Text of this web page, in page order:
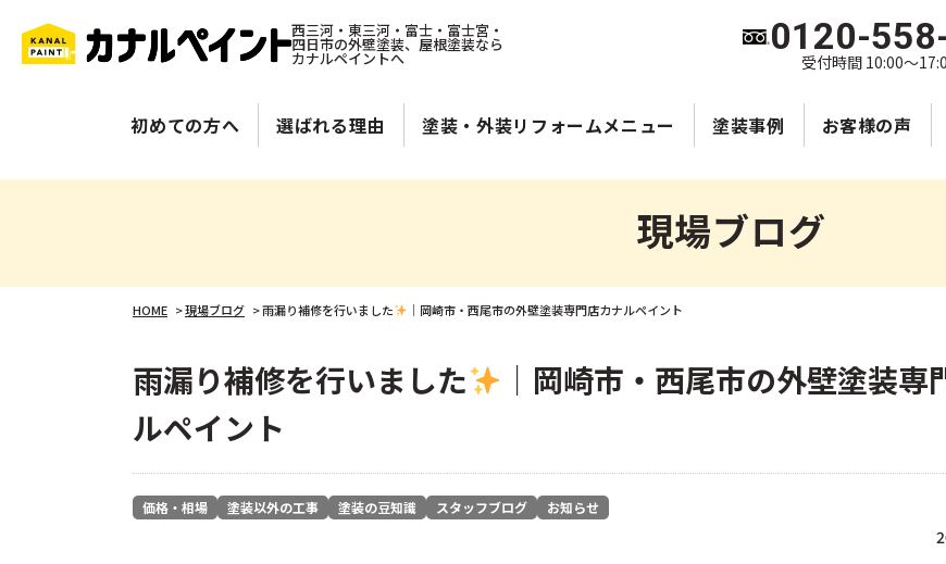
西三河・東三河・富士・富士宮・
四日市の外壁塗装、屋根塗装なら
カナルペイントへ 0120-
受付時間 10:00～
初めての方へ 選ばれる理由 塗装・外装リフォームメニュー 塗装事例 お客様の声
現場ブログ
HOME >現場ブログ >雨漏り補修を行いました ｜岡崎市・西尾市の外壁塗装専門店カナルペイント
雨漏り補修を行いました
｜岡崎市・西尾市の外壁塗装専
ルペイント
価格・相場 塗装以外の工事 塗装の豆知識 スタッフブログ お知らせ